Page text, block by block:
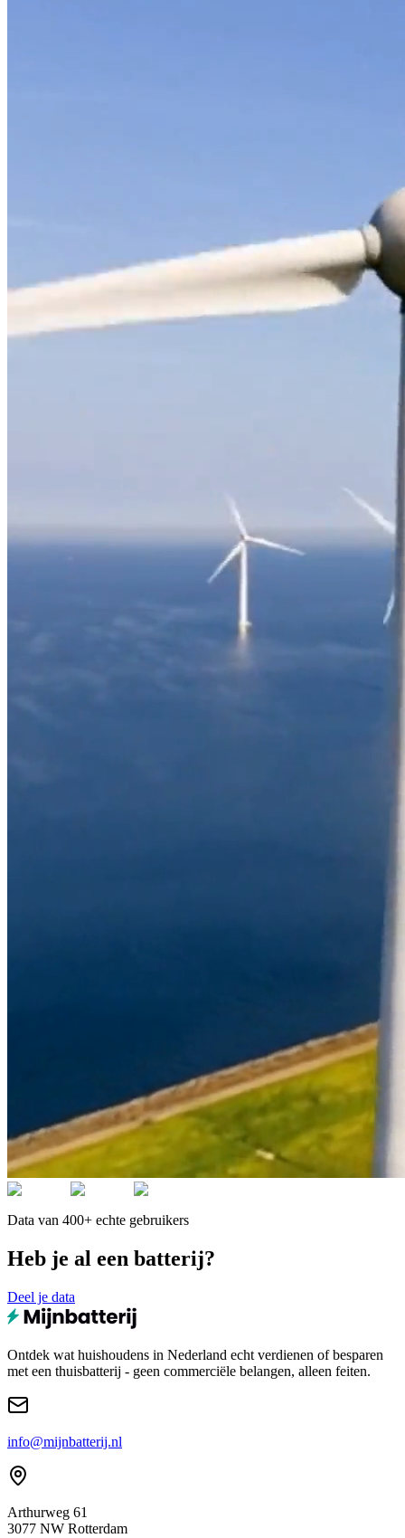
Data van 400+ echte gebruikers
Heb je al een batterij?
Deel je data
Ontdek wat huishoudens in Nederland echt verdienen of besparen
met een thuisbatterij - geen commerciële belangen, alleen feiten.
info@mijnbatterij.nl
Arthurweg 61
3077 NW Rotterdam